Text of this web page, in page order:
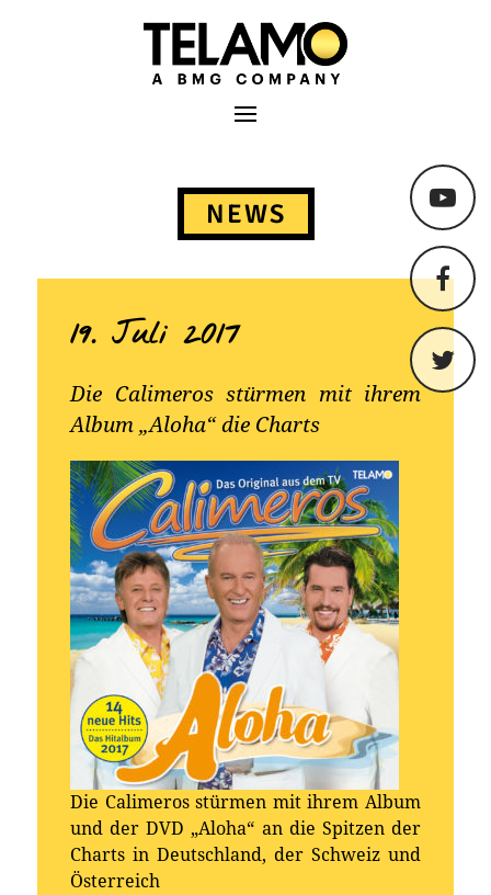
TELAMO
Primäres Menü
NEWS
19. Juli 2017
Die Calimeros stürmen mit ihrem
Album „Aloha“ die Charts
Die Calimeros stürmen mit ihrem Album
und der DVD „Aloha“ an die Spitzen der
Charts in Deutschland, der Schweiz und
Österreich